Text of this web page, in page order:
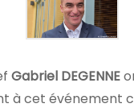
Gabriel DEGENNE
à cet événement